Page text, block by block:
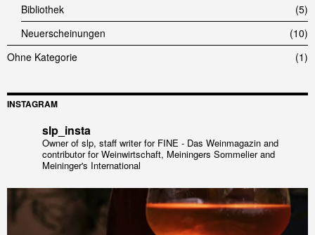
Bibliothek
5
Neuerscheinungen
10
Ohne Kategorie
1
INSTAGRAM
slp_insta
Owner of slp, staff writer for FINE - Das Weinmagazin and
contributor for Weinwirtschaft, Meiningers Sommelier and
Meininger's International